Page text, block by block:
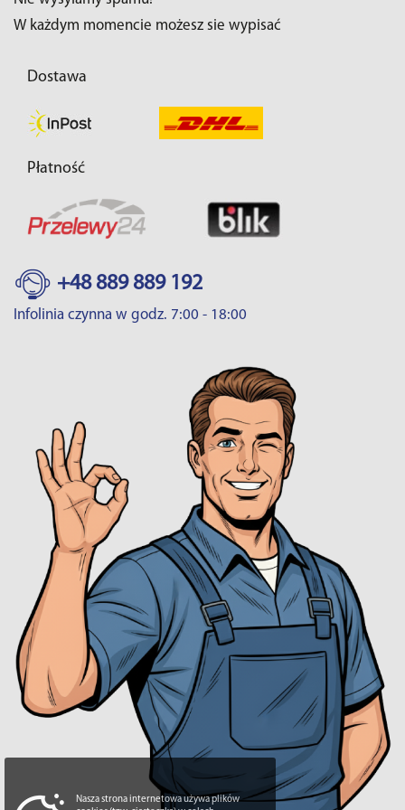
W każdym momencie możesz sie wypisać
Dostawa
Płatność
+48 889 889 192
Infolinia czynna w godz. 7:00 - 18:00
Nasza strona internetowa używa plików